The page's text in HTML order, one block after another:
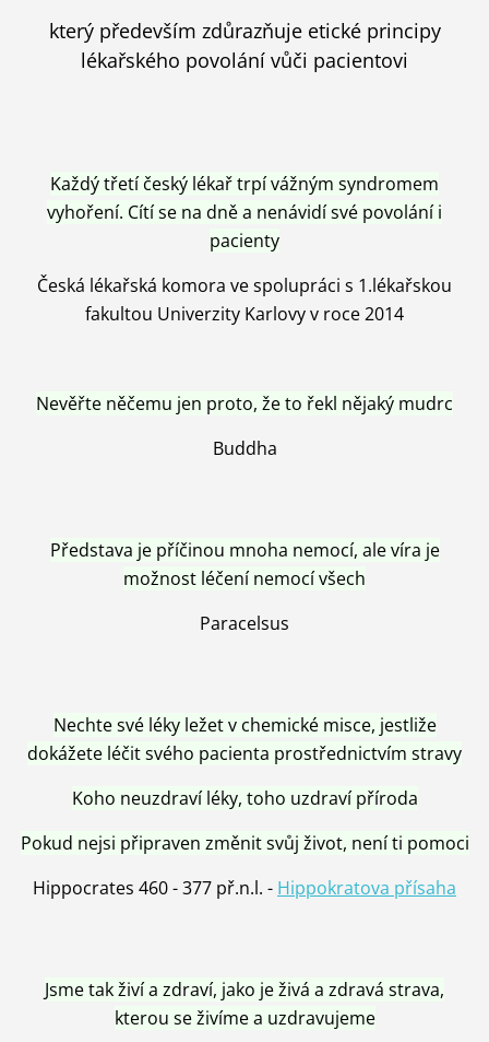
který především zdůrazňuje etické principy
lékařského povolání vůči pacientovi
Každý třetí český lékař trpí vážným syndromem
vyhoření. Cítí se na dně a nenávidí své povolání i
pacienty
Česká lékařská komora ve spolupráci s 1.lékařskou
fakultou Univerzity Karlovy v roce 2014
Nevěřte něčemu jen proto, že to řekl nějaký mudrc
Buddha
Představa je příčinou mnoha nemocí, ale víra je
možnost léčení nemocí všech
Paracelsus
Nechte své léky ležet v chemické misce, jestliže
dokážete léčit svého pacienta prostřednictvím stravy
Koho neuzdraví léky, toho uzdraví příroda
Pokud nejsi připraven změnit svůj život, není ti pomoci
Hippocrates 460 - 377 př.n.l. - Hippokratova přísaha
Jsme tak živí a zdraví, jako je živá a zdravá strava,
kterou se živíme a uzdravujeme